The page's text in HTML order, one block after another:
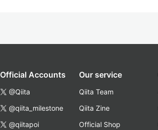
Official Accounts
@Qiita
@qiita_milestone
@qiitapoi
Our service
Qiita Team
Qiita Zine
Official Shop